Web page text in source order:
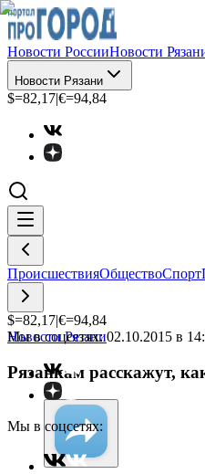
Новости РоссииНовости
Новости Рязани
$=82,17|€=94,84
ПроисшествияОбществоСпорт
$=82,17|€=94,84
Мы в соцсетях:
Мы в соцсетях:
Новости Рязани02.10.2015 в
Рязанкам расскажут,